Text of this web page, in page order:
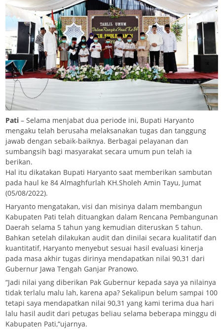
Pati – Selama menjabat dua periode ini, Bupati Haryanto
mengaku telah berusaha melaksanakan tugas dan tanggung
jawab dengan sebaik-baiknya. Berbagai pelayanan dan
sumbangsih bagi masyarakat secara umum pun telah ia
berikan.
Hal itu dikatakan Bupati Haryanto saat memberikan sambutan
pada haul ke 84 Almaghfurlah KH.Sholeh Amin Tayu, Jumat
(05/08/2022).
Haryanto mengatakan, visi dan misinya dalam membangun
Kabupaten Pati telah dituangkan dalam Rencana Pembangunan
Daerah selama 5 tahun yang kemudian diteruskan 5 tahun.
Bahkan setelah dilakukan audit dan dinilai secara kualitatif dan
kuantitatif, Haryanto menyebut sesuai hasil evaluasi kinerja
pada masa akhir tugas dirinya mendapatkan nilai 90,31 dari
Gubernur Jawa Tengah Ganjar Pranowo.
“Jadi nilai yang diberikan Pak Gubernur kepada saya ya nilainya
tidak terlalu malu lah, karena apa? Sekalipun belum sampai 100
tetapi saya mendapatkan nilai 90,31 yang kami terima dua hari
lalu hasil audit dari petugas beliau selama beberapa minggu di
Kabupaten Pati,“ujarnya.